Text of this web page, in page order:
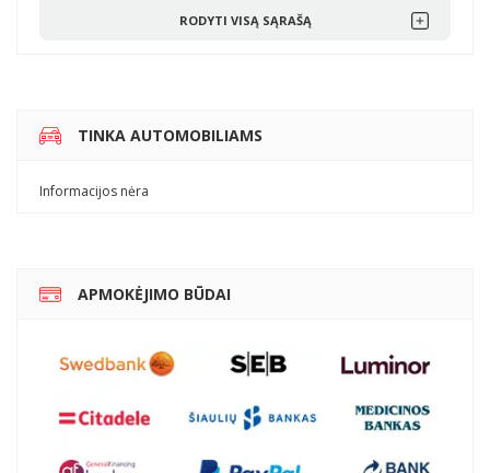
RODYTI VISĄ SĄRAŠĄ
TINKA AUTOMOBILIAMS
Informacijos nėra
APMOKĖJIMO BŪDAI